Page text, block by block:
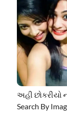
અહી છોકરીયો
Search By